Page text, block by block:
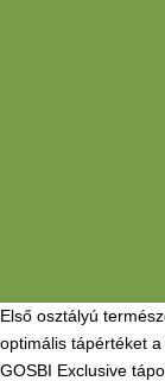
Első osztályú
optimális tápértéket
GOSBI Exclusive